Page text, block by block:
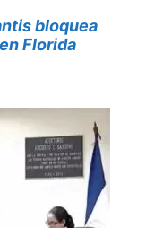
bloquea
Florida